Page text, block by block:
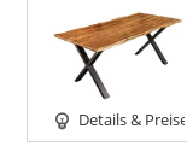
Details & Preise